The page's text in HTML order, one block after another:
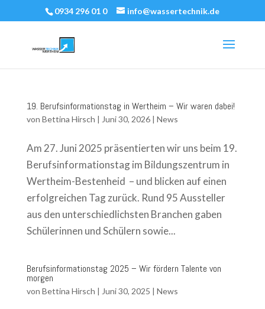
0934 296 01 0 info@wassertechnik.de
19. Berufsinformationstag in Wertheim – Wir waren dabei!
von Bettina Hirsch | Juni 30, 2026| News
Am 27. Juni 2025 präsentierten wir uns beim 19.
Berufsinformationstag im Bildungszentrum in
Wertheim-Bestenheid – und blicken auf einen
erfolgreichen Tag zurück. Rund 95 Aussteller
aus den unterschiedlichsten Branchen gaben
Schülerinnen und Schülern sowie...
Berufsinformationstag 2025 – Wir fördern Talente von
morgen
von Bettina Hirsch | Juni 30, 2025 | News